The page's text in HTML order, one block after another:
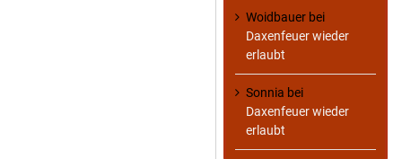
Woidbauer bei
Daxenfeuer wieder
erlaubt
Sonnia bei
Daxenfeuer wieder
erlaubt